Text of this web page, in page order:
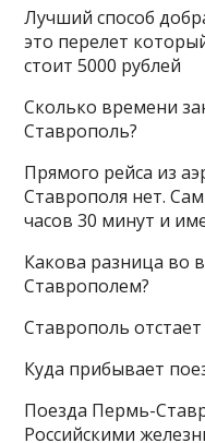
Лучший способ
это перелет
стоит 5000 рублей
Сколько времени
Ставрополь?
Прямого рейса из
Ставрополя нет.
часов 30 минут и
Какова разница во
Ставрополем?
Ставрополь
Куда прибывает
Поезда Пермь-
Российскими